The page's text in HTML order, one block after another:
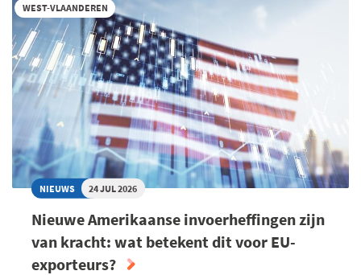
WEST-VLAANDEREN
NIEUWS 24 JUL 2026
Nieuwe Amerikaanse invoerheffingen zijn
van kracht: wat betekent dit voor EU-
exporteurs?